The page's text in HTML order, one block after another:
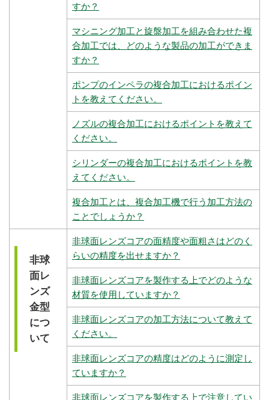
すか？
マシニング加工と旋盤加工を組み合わせた複
合加工では、どのような製品の加工ができま
すか？
ポンプのインペラの複合加工におけるポイン
トを教えてください。
ノズルの複合加工におけるポイントを教えて
ください。
シリンダーの複合加工におけるポイントを教
えてください。
複合加工とは、複合加工機で行う加工方法の
ことでしょうか？
非球
面レ
ンズ
金型
につ
いて
非球面レンズコアの面精度や面粗さはどのく
らいの精度を出せますか？
非球面レンズコアを製作する上でどのような
材質を使用していますか？
非球面レンズコアの加工方法について教えて
ください。
非球面レンズコアの精度はどのように測定し
ていますか？
非球面レンズコアを製作する上で注意してい